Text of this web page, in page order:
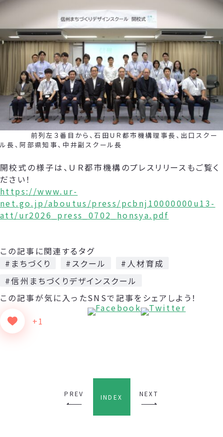
前列左３番目から、石田ＵＲ都市機構理事長、出口スクー
ル長、阿部県知事、中井副スクール長
開校式の様子は、ＵＲ都市機構のプレスリリースもご覧く
ださい！
https://www.ur-
net.go.jp/aboutus/press/pcbnj10000000u13-
att/ur2026_press_0702_honsya.pdf
この記事に関連するタグ
#まちづくり
#スクール
#人材育成
#信州まちづくりデザインスクール
この記事が気に入った
+1
SNSで記事をシェアしよう！
PREV INDEX NEXT